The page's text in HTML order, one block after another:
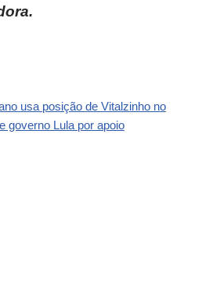
usa posição de Vitalzinho no
governo Lula por apoio